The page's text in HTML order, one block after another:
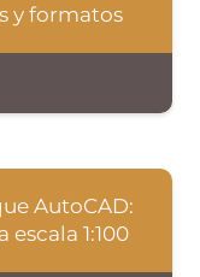
y formatos
AutoCAD:
1:100